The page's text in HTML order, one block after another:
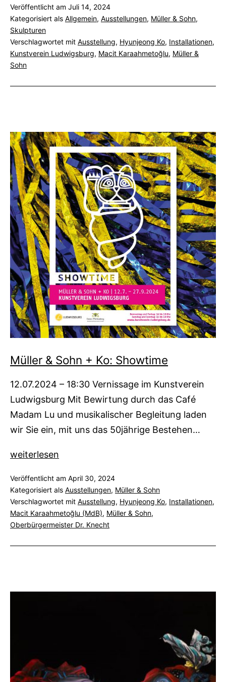
Politik
Veröffentlicht am Juli 14, 2024
Kategorisiert als Allgemein, Ausstellungen, Müller & Sohn,
Skulpturen
Verschlagwortet mit Ausstellung, Hyunjeong Ko, Installationen,
Kunstverein Ludwigsburg, Macit Karaahmetoğlu, Müller &
Sohn
Müller & Sohn + Ko: Showtime
12.07.2024 – 18:30 Vernissage im Kunstverein
Ludwigsburg Mit Bewirtung durch das Café
Madam Lu und musikalischer Begleitung laden
wir Sie ein, mit uns das 50jährige Bestehen…
Müller
Sohn
+
Ko:
Showtime
weiterlesen
Veröffentlicht am April 30, 2024
Kategorisiert als Ausstellungen, Müller & Sohn
Verschlagwortet mit Ausstellung, Hyunjeong Ko, Installationen,
Macit Karaahmetoğlu (MdB), Müller & Sohn,
Oberbürgermeister Dr. Knecht